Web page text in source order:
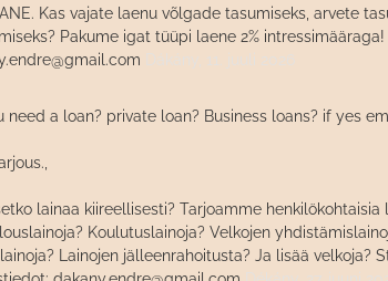
Kas vajate laenu võlgade tasumiseks, arvete
Pakume igat tüüpi laene 2%
need a loan? private loan? Business loans? if yes
lainaa kiireellisesti? Tarjoamme henkilökohtaisia
Koulutuslainoja? Velkojen
Lainojen jälleenrahoitusta? Ja lisää velkoja?